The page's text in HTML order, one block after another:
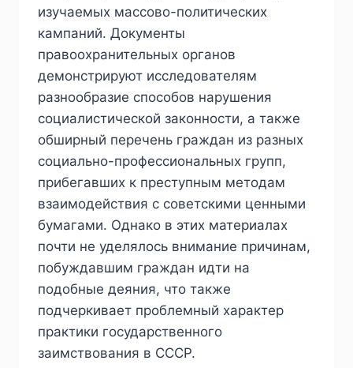
изучаемых массово-политических
кампаний. Документы
правоохранительных органов
демонстрируют исследователям
разнообразие способов нарушения
социалистической законности, а также
обширный перечень граждан из разных
социально-профессиональных групп,
прибегавших к преступным методам
взаимодействия с советскими ценными
бумагами. Однако в этих материалах
почти не уделялось внимание причинам,
побуждавшим граждан идти на
подобные деяния, что также
подчеркивает проблемный характер
практики государственного
заимствования в СССР.